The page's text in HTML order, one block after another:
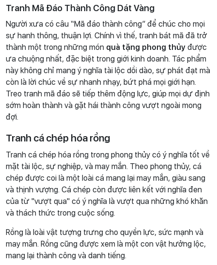
Tranh Mã Đáo Thành Công Dát Vàng
Người xưa có câu “Mã đáo thành công” để chúc cho mọi
sự hanh thông, thuận lợi. Chính vì thế, tranh bát mã đã trở
thành một trong những món quà tặng phong thủy được
ưa chuộng nhất, đặc biệt trong giới kinh doanh. Tác phẩm
này không chỉ mang ý nghĩa tài lộc dồi dào, sự phát đạt mà
còn là lời chúc về sự nhanh nhạy, bứt phá mọi giới hạn.
Treo tranh mã đáo sẽ tiếp thêm động lực, giúp mọi dự định
sớm hoàn thành và gặt hái thành công vượt ngoài mong
đợi.
Tranh cá chép hóa rồng
Tranh cá chép hóa rồng trong phong thủy có ý nghĩa tốt về
mặt tài lộc, sự nghiệp, và may mắn. Theo phong thủy, cá
chép được coi là một loài cá mang lại may mắn, giàu sang
và thịnh vượng. Cá chép còn được liên kết với nghĩa đen
của từ "vượt qua" có ý nghĩa là vượt qua những khó khăn
và thách thức trong cuộc sống.
Rồng là loài vật tượng trưng cho quyền lực, sức mạnh và
may mắn. Rồng cũng được xem là một con vật hưởng lộc,
mang lại thành công và danh tiếng.